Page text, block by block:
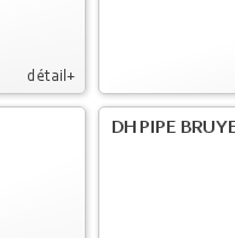
détail+
DH PIPE